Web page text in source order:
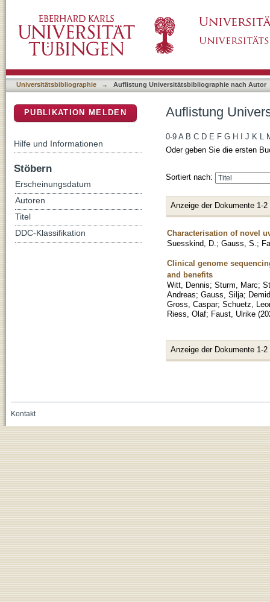
Universitätsbibliographie → Auflistung Universitätsbibliographie nach Autor
Auflistung
0-9 A B C D E F G H J K L
Oder geben Sie die ersten
Sortiert nach:
Anzeige der Dokumente 1-2
Characterisation of novel
Suesskind, D. ; Gauss, S. ;
Clinical genome
and benefits
Witt, Dennis; Sturm, Marc;
Andreas; Gauss, Silja;
Gross, Caspar; Schuetz,
Riess, Olaf; Faust, Ulrike (
Anzeige der Dokumente 1-2
PUBLIKATION MELDEN
Hilfe und Informationen
Stöbern
Erscheinungsdatum
Autoren
Titel
DDC-Klassifikation
Kontakt